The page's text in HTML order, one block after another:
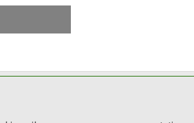
oferte speciale, rezervari online.